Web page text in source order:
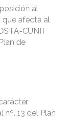
al
que afecta al
CUNIT
de
nº. 13 del Plan